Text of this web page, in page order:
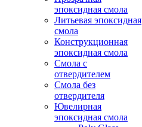
эпоксидная смола
Литьевая эпоксидная
смола
Конструкционная
эпоксидная смола
Смола с
отвердителем
Смола без
отвердителя
Ювелирная
эпоксидная смола